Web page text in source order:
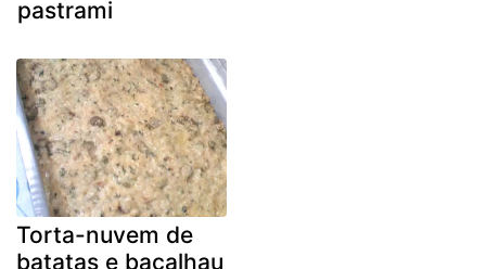
pastrami
Torta-nuvem de
batatas e bacalhau